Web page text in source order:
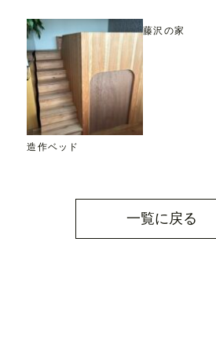
造作ベッド
藤沢の家
一覧に戻る